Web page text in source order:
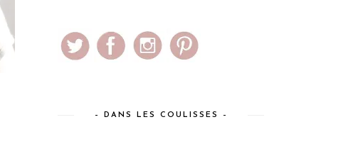
– DANS LES COULISSES –